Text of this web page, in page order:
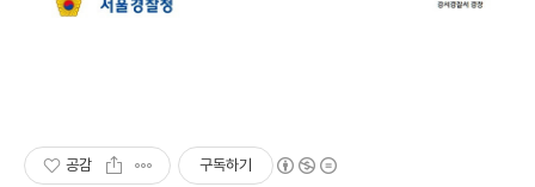
공감 구독하기